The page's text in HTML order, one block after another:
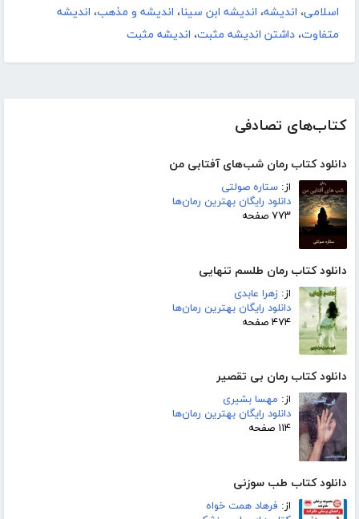
کتاب‌های تصادفی
دانلود کتاب رمان شب‌های آفتابی من
از: ستاره صولتی
دانلود رایگان بهترین رمان‌ها
۷۷۳ صفحه
دانلود کتاب رمان طلسم تنهایی
از: زهرا عابدی
دانلود رایگان بهترین رمان‌ها
۴۷۴ صفحه
دانلود کتاب رمان بی تقصیر
از: مهسا بشیری
دانلود رایگان بهترین رمان‌ها
۱۱۴ صفحه
دانلود کتاب طب سوزنی
از: فرهاد همت خواه
اسلامی، اندیشه، اندیشه ابن سینا، اندیشه و مذهب، اندیشه
متفاوت، داشتن اندیشه مثبت، اندیشه مثبت